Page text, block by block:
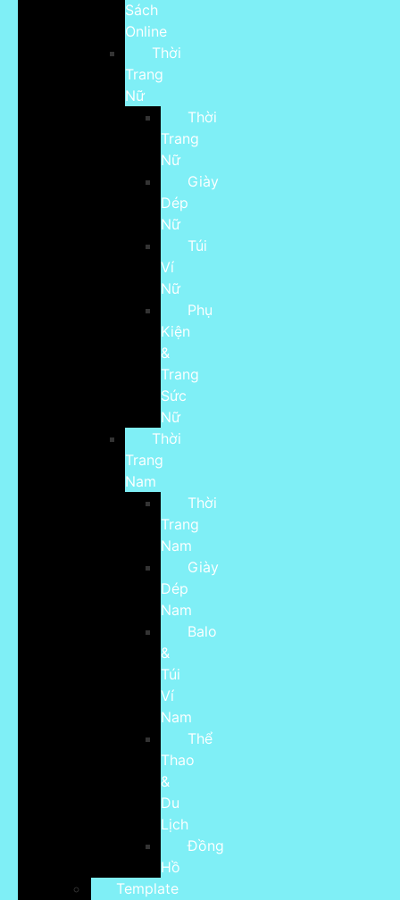
Sách
Online
Thời
Trang
Nữ
Thời
Trang
Nữ
Giày
Dép
Nữ
Túi
Ví
Nữ
Phụ
Kiện
&
Trang
Sức
Nữ
Thời
Trang
Nam
Thời
Trang
Nam
Giày
Dép
Nam
Balo
&
Túi
Ví
Nam
Thể
Thao
&
Du
Lịch
Đồng
Hồ
Template